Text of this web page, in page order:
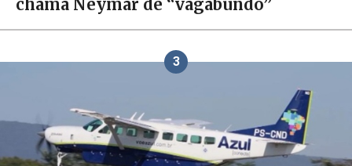
chama Neymar de “vagabundo”
3